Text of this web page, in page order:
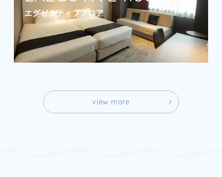
view more
エグゼクティブフロア